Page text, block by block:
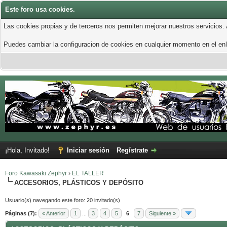
Este foro usa cookies.
Las cookies propias y de terceros nos permiten mejorar nuestros
Puedes cambiar la configuracion de cookies en cualquier momento en el
¡Hola, Invitado! Iniciar sesión Regístrate
Foro Kawasaki Zephyr › EL TALLER
ACCESORIOS, PLÁSTICOS Y DEPÓSITO
Usuario(s) navegando este foro: 20 invitado(s)
Páginas (7): « Anterior 1 3 4 5 6 7 Siguiente »